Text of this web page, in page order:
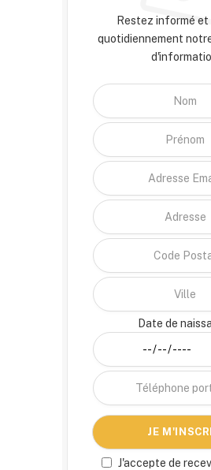
Restez informé et
quotidiennement
Date de
J'accepte de